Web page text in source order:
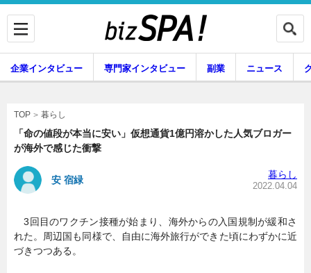
専門家インタビュー
副業 ニュース
企業インタビュー 専門家インタビュー 副業 ニュース
TOP 暮らし
「命の値段が本当に安い」仮想通貨1億円溶かした人気ブロガー
が海外で感じた衝撃
安 宿緑 暮らし
2022.04.04
3回目のワクチン接種が始まり、海外からの入国規制が緩和さ
れた。周辺国も同様で、自由に海外旅行ができた頃にわずかに近
づきつつある。